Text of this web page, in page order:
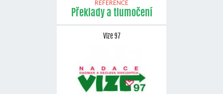
REFERENCE
Překlady a tlumočení
Vize 97